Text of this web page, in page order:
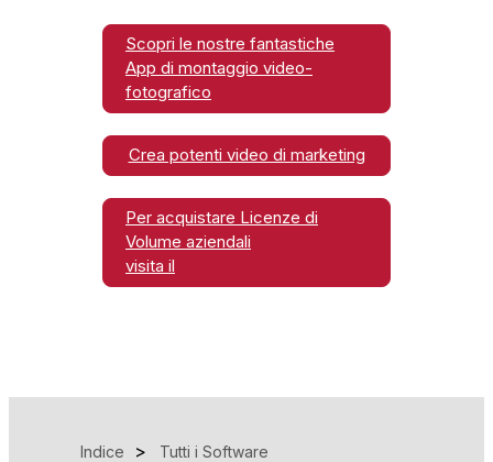
Scopri le nostre fantastiche
App di montaggio video-
fotografico
Crea potenti video di marketing
Per acquistare Licenze di
Volume aziendali
visita il
Indice Tutti i Software